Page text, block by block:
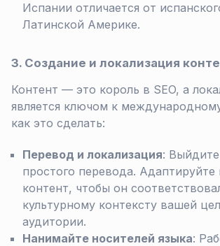
Испании отличается от
Латинской Америке.
3. Создание и локализация
Контент — это король в SEO, а
является ключом к
как это сделать:
Перевод и локализация:
простого перевода. Адаптируйте
контент, чтобы он
культурному контексту вашей
аудитории.
Нанимайте носителей языка: